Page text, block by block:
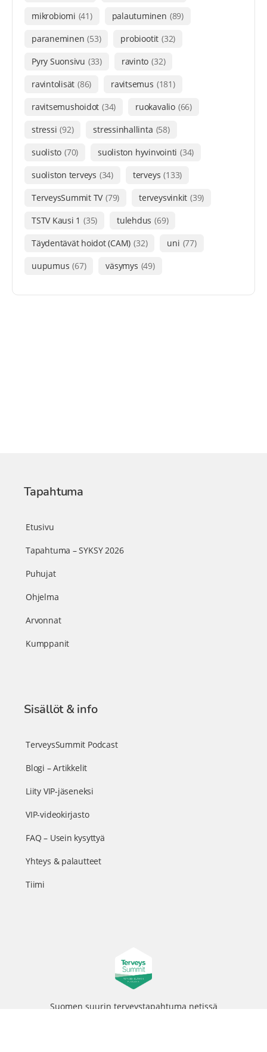
mikrobiomi (41) palautuminen (89)
paraneminen (53) probiootit (32)
Pyry Suonsivu (33) ravinto (32)
ravintolisät (86) ravitsemus (181)
ravitsemushoidot (34) ruokavalio (66)
stressi (92) stressinhallinta (58)
suolisto (70) suoliston hyvinvointi (34)
suoliston terveys (34) terveys (133)
TerveysSummit TV (79) terveysvinkit (39)
TSTV Kausi 1 (35) tulehdus (69)
Täydentävät hoidot (CAM) (32) uni (77)
uupumus (67) väsymys (49)
Tapahtuma
Etusivu
Tapahtuma – SYKSY 2026
Puhujat
Ohjelma
Arvonnat
Kumppanit
Sisällöt & info
TerveysSummit Podcast
Blogi – Artikkelit
Liity VIP-jäseneksi
VIP-videokirjasto
FAQ – Usein kysyttyä
Yhteys & palautteet
Tiimi
Suomen suurin terveystapahtuma netissä